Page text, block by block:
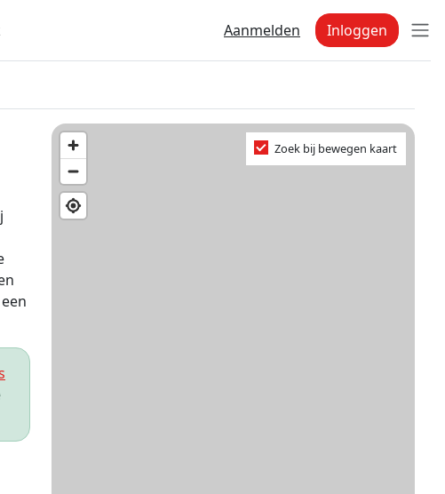
Aanmelden Inloggen
Zoek bij bewegen kaart